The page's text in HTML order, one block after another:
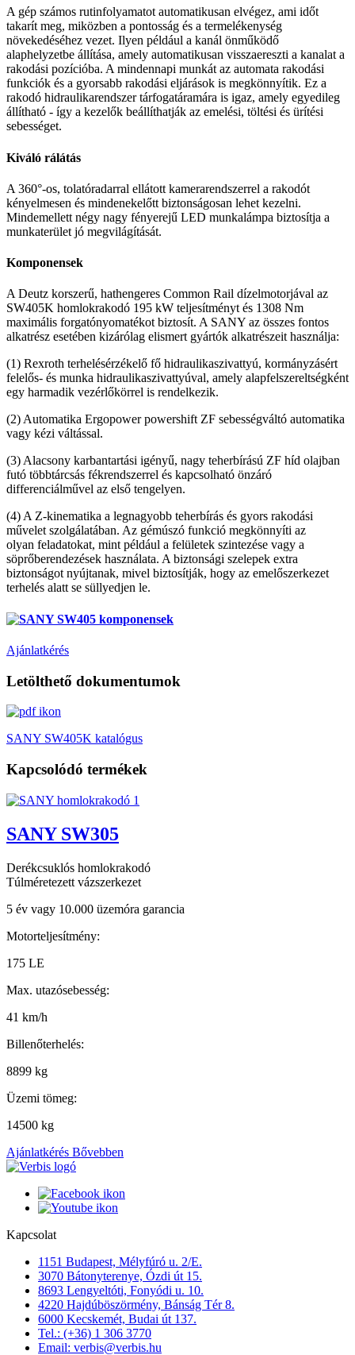
A gép számos rutinfolyamatot automatikusan elvégez, ami időt
takarít meg, miközben a pontosság és a termelékenység
növekedéséhez vezet. Ilyen például a kanál önműködő
alaphelyzetbe állítása, amely automatikusan visszaereszti a kanalat a
rakodási pozícióba. A mindennapi munkát az automata rakodási
funkciók és a gyorsabb rakodási eljárások is megkönnyítik. Ez a
rakodó hidraulikarendszer tárfogatáramára is igaz, amely egyedileg
állítható - így a kezelők beállíthatják az emelési, töltési és ürítési
sebességet.
Kiváló rálátás
A 360°-os, tolatóradarral ellátott kamerarendszerrel a rakodót
kényelmesen és mindenekelőtt biztonságosan lehet kezelni.
Mindemellett négy nagy fényerejű LED munkalámpa biztosítja a
munkaterület jó megvilágítását.
Komponensek
A Deutz korszerű, hathengeres Common Rail dízelmotorjával az
SW405K homlokrakodó 195 kW teljesítményt és 1308 Nm
maximális forgatónyomatékot biztosít. A SANY az összes fontos
alkatrész esetében kizárólag elismert gyártók alkatrészeit használja:
(1) Rexroth terhelésérzékelő fő hidraulikaszivattyú, kormányzásért
felelős- és munka hidraulikaszivattyúval, amely alapfelszereltségként
egy harmadik vezérlőkörrel is rendelkezik.
(2) Automatika Ergopower powershift ZF sebességváltó automatika
vagy kézi váltással.
(3) Alacsony karbantartási igényű, nagy teherbírású ZF híd olajban
futó többtárcsás fékrendszerrel és kapcsolható önzáró
differenciálművel az első tengelyen.
(4) A Z-kinematika a legnagyobb teherbírás és gyors rakodási
művelet szolgálatában. Az gémúszó funkció megkönnyíti az
olyan feladatokat, mint például a felületek szintezése vagy a
söprőberendezések használata. A biztonsági szelepek extra
biztonságot nyújtanak, mivel biztosítják, hogy az emelőszerkezet
terhelés alatt se süllyedjen le.
Ajánlatkérés
Letölthető dokumentumok
SANY SW405K katalógus
Kapcsolódó termékek
SANY SW305
Derékcsuklós homlokrakodó
Túlméretezett vázszerkezet
5 év vagy 10.000 üzemóra garancia
Motorteljesítmény:
175 LE
Max. utazósebesség:
41 km/h
Billenőterhelés:
8899 kg
Üzemi tömeg:
14500 kg
Ajánlatkérés Bővebben
Kapcsolat
1151 Budapest, Mélyfúró u. 2/E.
3070 Bátonyterenye, Ózdi út 15.
8693 Lengyeltóti, Fonyódi u. 10.
4220 Hajdúböszörmény, Bánság Tér 8.
6000 Kecskemét, Budai út 137.
Tel.: (+36) 1 306 3770
Email: verbis@verbis.hu